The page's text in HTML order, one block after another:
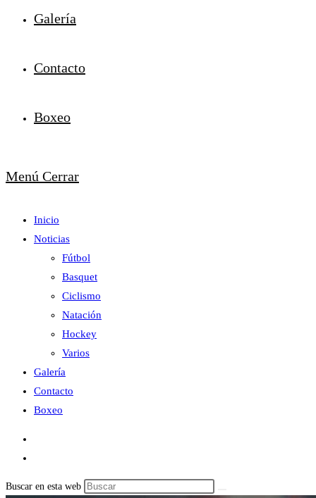
Galería
Contacto
Boxeo
Menú Cerrar
Inicio
Noticias
Fútbol
Basquet
Ciclismo
Natación
Hockey
Varios
Galería
Contacto
Boxeo
Buscar en esta web